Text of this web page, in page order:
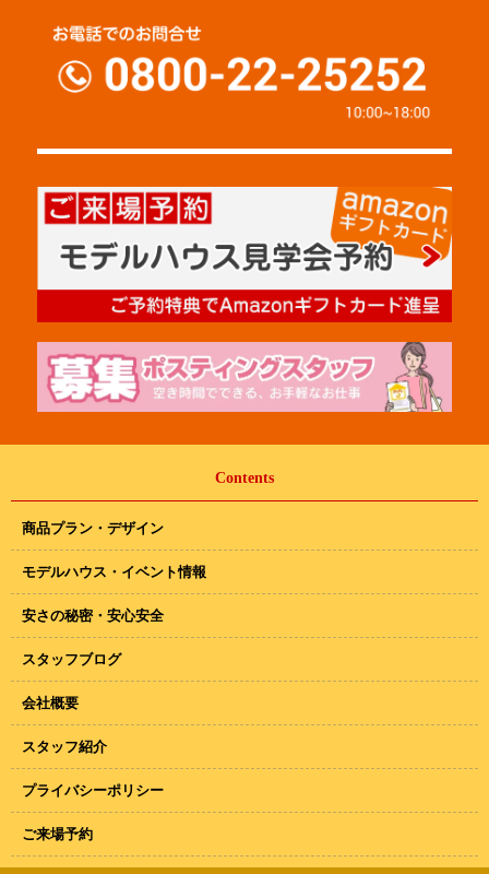
Contents
商品プラン・デザイン
モデルハウス・イベント情報
安さの秘密・安心安全
スタッフブログ
会社概要
スタッフ紹介
プライバシーポリシー
ご来場予約